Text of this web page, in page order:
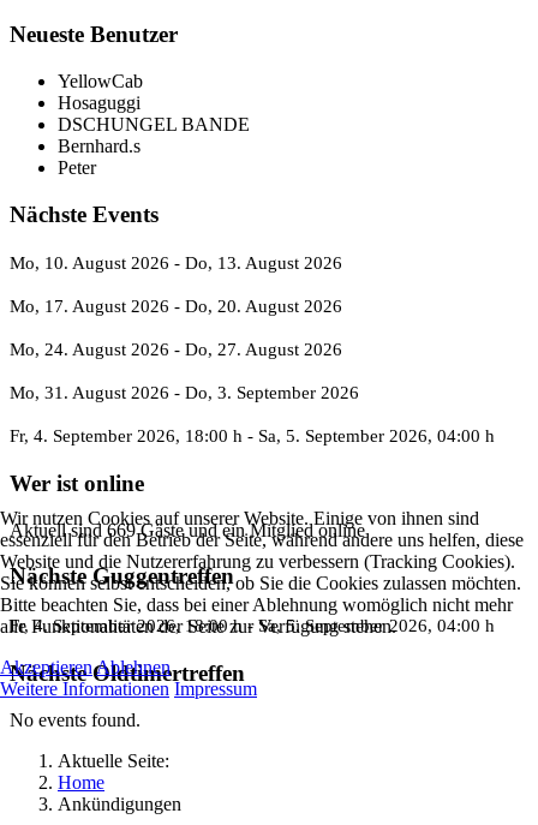
Neueste Benutzer
YellowCab
Hosaguggi
DSCHUNGEL BANDE
Bernhard.s
Peter
Nächste Events
Mo, 10. August 2026 - Do, 13. August 2026
Mo, 17. August 2026 - Do, 20. August 2026
Mo, 24. August 2026 - Do, 27. August 2026
Mo, 31. August 2026 - Do, 3. September 2026
Fr, 4. September 2026, 18:00 h - Sa, 5. September 2026, 04:00 h
Wer ist online
Aktuell sind 669 Gäste und ein Mitglied online
Nächste Guggentreffen
Fr, 4. September 2026, 18:00 h- Sa, 5. September 2026, 04:00 h
Nächste Oldtimertreffen
No events found.
Aktuelle Seite:
Home
Ankündigungen
Wir nutzen Cookies auf unserer Website. Einige von ihnen sind
essenziell für den Betrieb der Seite, während andere uns helfen, diese
Website und die Nutzererfahrung zu verbessern (Tracking Cookies).
Sie können selbst entscheiden, ob Sie die Cookies zulassen möchten.
Bitte beachten Sie, dass bei einer Ablehnung womöglich nicht mehr
alle Funktionalitäten der Seite zur Verfügung stehen.
Akzeptieren Ablehnen
Weitere Informationen Impressum